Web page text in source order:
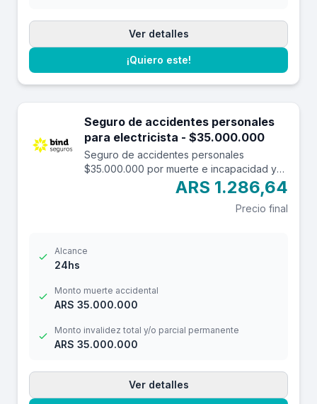
Ver detalles
¡Quiero este!
Seguro de accidentes personales
para electricista - $35.000.000
Seguro de accidentes personales
$35.000.000 por muerte e incapacidad y
$3.500.000 por reembolso de gastos
médicos con una franquicia de $3.000.-
ARS 1.286,64
Precio final
Alcance
24hs
Monto muerte accidental
ARS 35.000.000
Monto invalidez total y/o parcial permanente
ARS 35.000.000
Ver detalles